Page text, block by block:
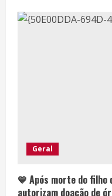
Geral
💙 Após morte do filho
autorizam doação de